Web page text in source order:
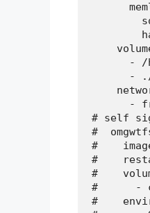
-
-
-
# self
#
#
#
#
#      -
#